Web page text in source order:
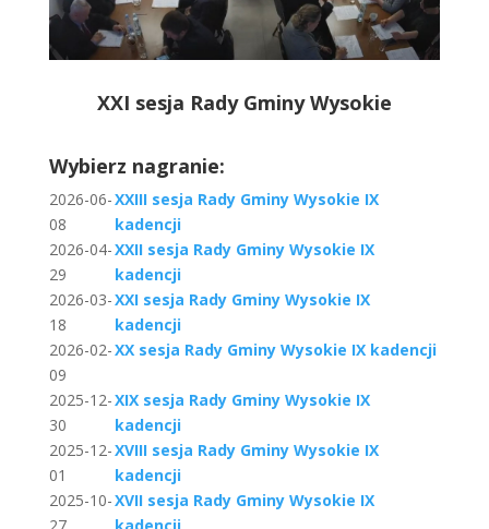
Video
XXI sesja Rady Gminy Wysokie
Wybierz nagranie:
2026-06-
08
XXIII sesja Rady Gminy Wysokie IX
kadencji
2026-04-
29
XXII sesja Rady Gminy Wysokie IX
kadencji
2026-03-
18
XXI sesja Rady Gminy Wysokie IX
kadencji
2026-02-
09
XX sesja Rady Gminy Wysokie IX kadencji
2025-12-
30
XIX sesja Rady Gminy Wysokie IX
kadencji
2025-12-
01
XVIII sesja Rady Gminy Wysokie IX
kadencji
2025-10-
27
XVII sesja Rady Gminy Wysokie IX
kadencji